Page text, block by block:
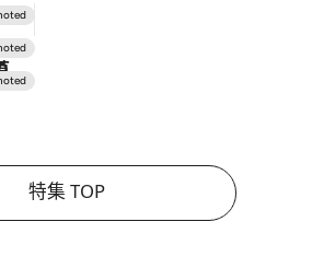
特集 TOP